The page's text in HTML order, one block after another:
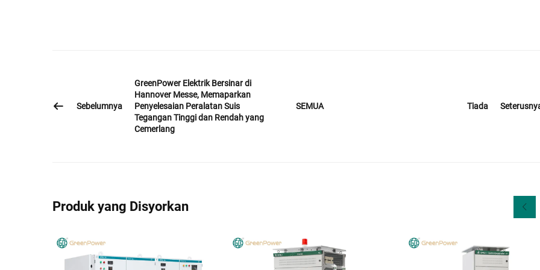
Sebelumnya
GreenPower Elektrik Bersinar di
Hannover Messe, Memaparkan
Penyelesaian Peralatan Suis
Tegangan Tinggi dan Rendah yang
Cemerlang
SEMUA Tiada
Produk yang Disyorkan